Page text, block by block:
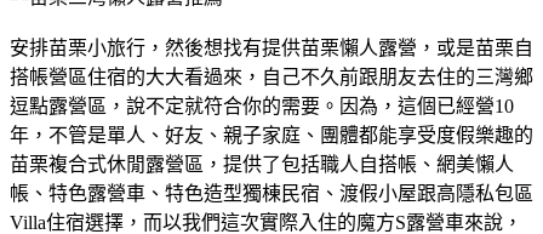
安排苗栗小旅行，然後想找有提供苗栗懶人露營，或是苗栗自
搭帳營區住宿的大大看過來，自己不久前跟朋友去住的三灣鄉
逗點露營區，說不定就符合你的需要。因為，這個已經營10
年，不管是單人、好友、親子家庭、團體都能享受度假樂趣的
苗栗複合式休閒露營區，提供了包括職人自搭帳、網美懶人
帳、特色露營車、特色造型獨棟民宿、渡假小屋跟高隱私包區
Villa住宿選擇，而以我們這次實際入住的魔方S露營車來說，